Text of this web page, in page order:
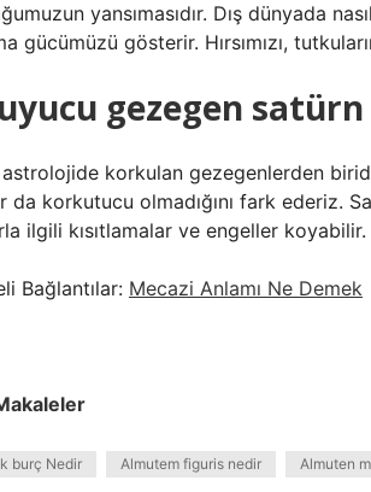
yansımasıdır. Dış dünyada
gücümüzü gösterir. Hırsımızı,
gezegen
korkulan gezegenlerden
da korkutucu olmadığını fark ederiz.
ilgili kısıtlamalar ve engeller koyabilir.
Bağlantılar: Mecazi Anlamı Ne Demek
burç Nedir Almutem figuris nedir Almuten